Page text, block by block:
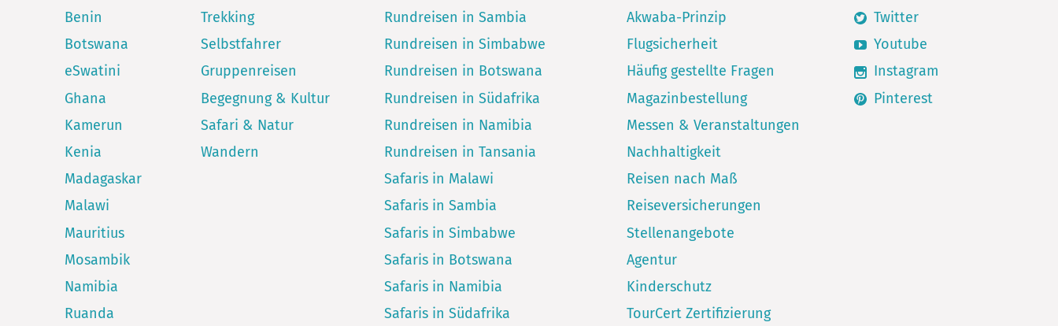
Benin
Botswana
eSwatini
Ghana
Kamerun
Kenia
Madagaskar
Malawi
Mauritius
Mosambik
Namibia
Ruanda
Trekking
Selbstfahrer
Gruppenreisen
Begegnung & Kultur
Safari & Natur
Wandern
Rundreisen in Sambia
Rundreisen in Simbabwe
Rundreisen in Botswana
Rundreisen in Südafrika
Rundreisen in Namibia
Rundreisen in Tansania
Safaris in Malawi
Safaris in Sambia
Safaris in Simbabwe
Safaris in Botswana
Safaris in Namibia
Safaris in Südafrika
Akwaba-Prinzip
Flugsicherheit
Häufig gestellte Fragen
Magazinbestellung
Messen & Veranstaltungen
Nachhaltigkeit
Reisen nach Maß
Reiseversicherungen
Stellenangebote
Agentur
Kinderschutz
TourCert Zertifizierung
Twitter
Youtube
Instagram
Pinterest